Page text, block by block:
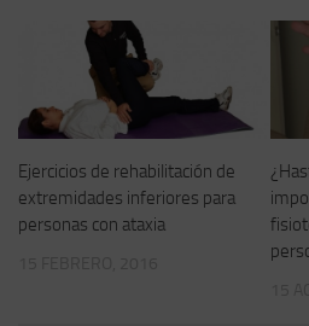
Ejercicios de rehabilitación de
extremidades inferiores para
personas con ataxia